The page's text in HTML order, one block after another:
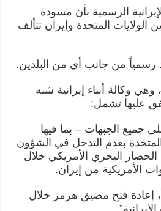
الرسمية بأن مسودة
الولايات المتحدة وإيران تتألف
رسمياً من جانب أي من البلدين.
وكالة أنباء إيرانية شبه
عليها تشمل:
جميع الجبهات – بما فيها
المتحدة بعدم التدخل في الشؤون
الحصار البحري الأمريكي خلال
إعادة فتح مضيق هرمز خلال